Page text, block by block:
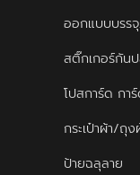
ออกแบบบรร
สติ๊กเกอร์กัน
โปสการ์ด กา
กระเป๋าผ้า/ถุง
ป้ายฉลุลาย